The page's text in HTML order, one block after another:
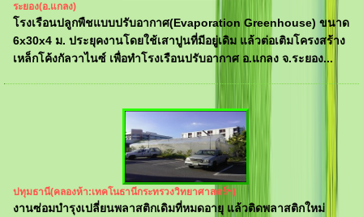
ระยอง(อ.แกลง)
โรงเรือนปลูกพืชแบบปรับอากาศ(Evaporation Greenhouse) ขนาด
6x30x4 ม. ประยุคงานโดยใช้เสาปูนที่มีอยู่เดิม แล้วต่อเติมโครงสร้าง
เหล็กโค้งกัลวาไนซ์ เพื่อทำโรงเรือนปรับอากาศ อ.แกลง จ.ระยอง...
ปทุมธานี(คลองห้า:เทคโนธานีกระทรวงวิทยาศาสตร์ฯ)
งานซ่อมบำรุงเปลี่ยนพลาสติกเดิมที่หมดอายุ แล้วติดพลาสติกใหม่